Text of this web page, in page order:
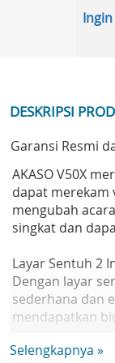
DESKRIPSI
Garansi Resmi
AKASO V50X
dapat merekam
mengubah
singkat dan
Layar Sentuh 2
Dengan layar
sederhana dan
mendapatkan
Stabilisasi Video
Selengkapnya »